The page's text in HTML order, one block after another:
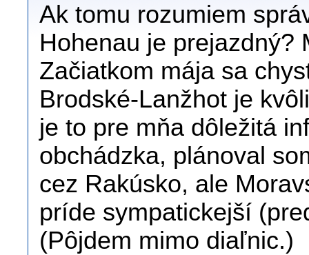
Ak tomu rozumiem
Hohenau je prejazdný?
Začiatkom mája sa
Brodské-Lanžhot je
je to pre mňa dôležitá
obchádzka, plánoval
cez Rakúsko, ale
príde sympatickejší
(Pôjdem mimo diaľnic.)